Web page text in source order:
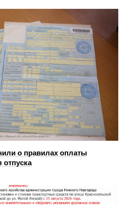
о правилах оплаты
отпуска